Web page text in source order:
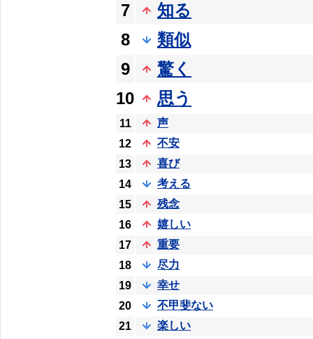
7
知る
8
類似
9
驚く
10
思う
11
声
12
不安
13
喜び
14
考える
15
残念
16
嬉しい
17
重要
18
尽力
19
幸せ
20
不甲斐ない
21
楽しい